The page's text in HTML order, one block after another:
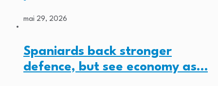
mai 29, 2026
Spaniards back stronger
defence, but see economy as…